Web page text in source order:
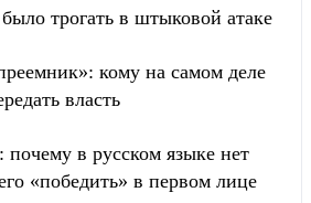
трогать в штыковой атаке
кому на самом деле
власть
в русском языке нет
«победить» в первом лице